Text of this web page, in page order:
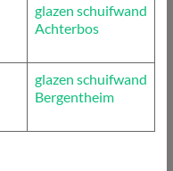
glazen schuifwand
Achterbos
glazen schuifwand
Bergentheim